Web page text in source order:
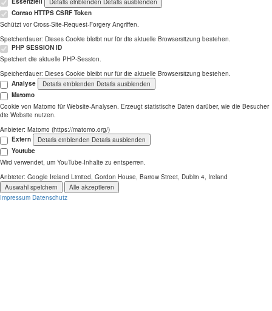
Details einblenden Details ausblenden
Contao HTTPS CSRF Token
Schützt vor Cross-Site-Request-Forgery Angriffen.
Speicherdauer: Dieses Cookie bleibt nur für die aktuelle Browsersitzung bestehen.
PHP SESSION ID
Speichert die aktuelle PHP-Session.
Speicherdauer: Dieses Cookie bleibt nur für die aktuelle Browsersitzung bestehen.
Analyse
Details einblenden Details ausblenden
Matomo
Cookie von Matomo für Website-Analysen. Erzeugt statistische Daten darüber, wie die Besucher
die Website nutzen.
Anbieter: Matomo (https://matomo.org/)
Extern
Details einblenden Details ausblenden
Youtube
Wird verwendet, um YouTube-Inhalte zu entsperren.
Anbieter: Google Ireland Limited, Gordon House, Barrow Street, Dublin 4, Ireland
Auswahl speichern
Alle akzeptieren
Impressum Datenschutz